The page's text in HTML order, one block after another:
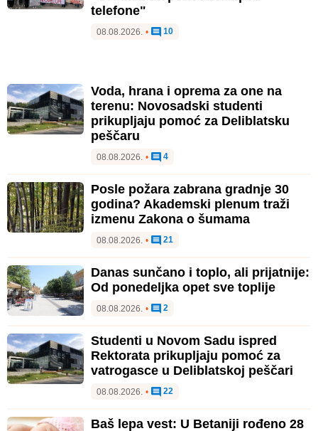
telefone"
08.08.2026. • 10
Voda, hrana i oprema za one na
terenu: Novosadski studenti
prikupljaju pomoć za Deliblatsku
peščaru
08.08.2026. • 4
Posle požara zabrana gradnje 30
godina? Akademski plenum traži
izmenu Zakona o šumama
08.08.2026. • 21
Danas sunčano i toplo, ali prijatnije:
Od ponedeljka opet sve toplije
08.08.2026. • 2
Studenti u Novom Sadu ispred
Rektorata prikupljaju pomoć za
vatrogasce u Deliblatskoj peščari
08.08.2026. • 22
Baš lepa vest: U Betaniji rođeno 28